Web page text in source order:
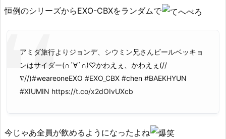
恒例のシリーズからEXO-CBXをランダムで
アミダ旅行よりジョンデ、シウミン兄さんビールベッキョ
ンはサイダー(∩´∀`∩)♡かわえぇ、かわえぇ(//
∇//)#weareoneEXO #EXO_CBX #chen #BAEKHYUN
#XIUMIN https://t.co/x2dOIvUXcb
今じゃあ全員が飲めるようになったよね